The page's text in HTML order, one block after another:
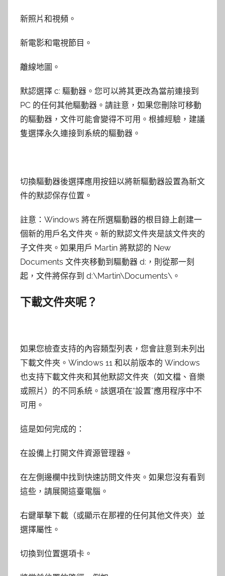
新照片和視頻。
新電影和電視節目。
離線地圖。
默認選擇 c: 驅動器。您可以將其更改為當前連接到
PC 的任何其他驅動器。請註意，如果您刪除可移動
的驅動器，文件可能會變得不可用。根據經驗，建議
隻選擇永久連接到系統的驅動器。
切換驅動器後選擇應用按鈕以將新驅動器設置為新文
件的默認保存位置。
註意：Windows 將在所選驅動器的根目錄上創建一
個新的用戶名文件夾。新的默認文件夾是該文件夾的
子文件夾。如果用戶 Martin 將默認的 New
Documents 文件夾移動到驅動器 d:，則從那一刻
起，文件將保存到 d:\Martin\Documents\。
下載文件夾呢？
如果您檢查支持的內容類型列表，您會註意到未列出
下載文件夾。Windows 11 和以前版本的 Windows
也支持下載文件夾和其他默認文件夾（如文檔、音樂
或照片）的不同系統。該選項在“設置”應用程序中不
可用。
這是如何完成的：
在設備上打開文件資源管理器。
在左側邊欄中找到快速訪問文件夾。如果您沒有看到
這些，請展開這臺電腦。
右鍵單擊下載（或顯示在那裡的任何其他文件夾）並
選擇屬性。
切換到位置選項卡。